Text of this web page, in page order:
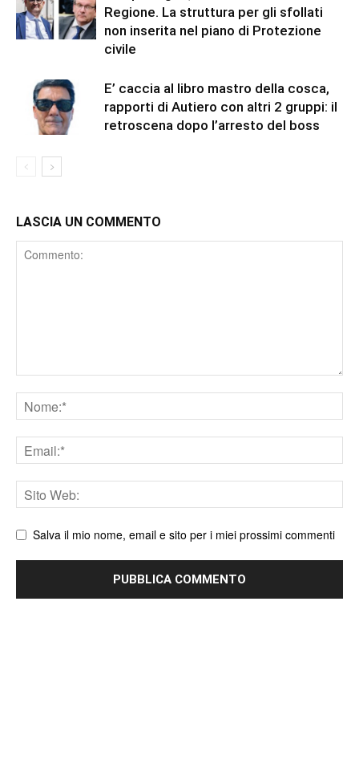
Regione. La struttura per gli sfollati
non inserita nel piano di Protezione
civile
E’ caccia al libro mastro della cosca,
rapporti di Autiero con altri 2 gruppi: il
retroscena dopo l’arresto del boss
LASCIA UN COMMENTO
Comment
Nome
Email
Sito
web
Salva il mio nome, email e sito per i miei prossimi commenti